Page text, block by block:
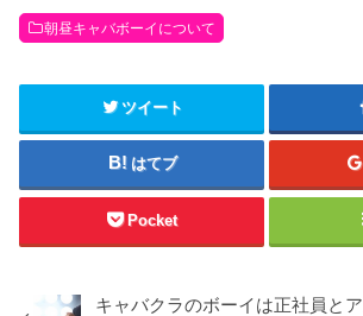
朝昼キャバボーイについて
ツイート
はてブ
Pocket
キャバクラのボーイは正社員と